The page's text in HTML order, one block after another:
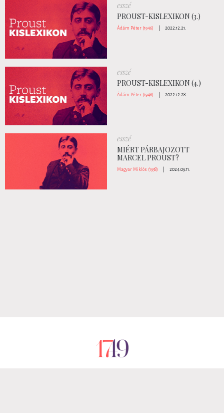
esszé
PROUST-KISLEXIKON (3.)
Ádám Péter (1946) 2022.12.21.
esszé
PROUST-KISLEXIKON (4.)
Ádám Péter (1946) 2022.12.28.
esszé
MIÉRT PÁRBAJOZOTT
MARCEL PROUST?
Magyar Miklós (1938) 2024.09.11.